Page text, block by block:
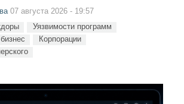
07 августа 2026 - 19:57
Уязвимости программ
Корпорации